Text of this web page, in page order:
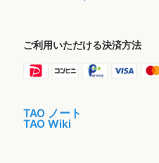
ご利用いただける決済方法
TAO ノート
TAO Wiki